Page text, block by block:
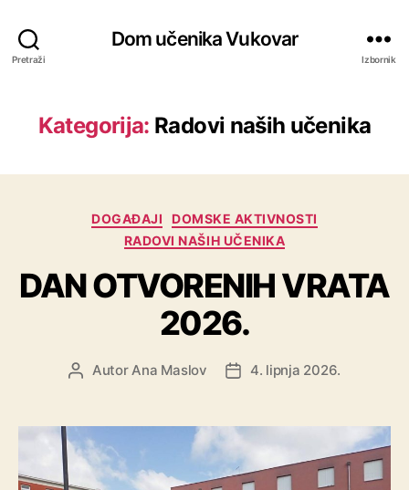
Pretraži
Dom učenika Vukovar
Izbornik
Kategorija: Radovi naših učenika
DOGAĐAJI
DOMSKE AKTIVNOSTI
RADOVI NAŠIH UČENIKA
DAN OTVORENIH VRATA
2026.
AutorAna Maslov 4. lipnja 2026.